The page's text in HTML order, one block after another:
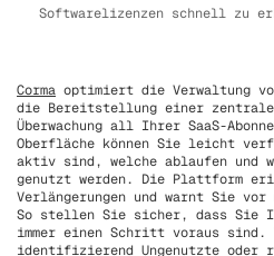
Softwarelizenzen schnell zu
Corma optimiert die Verwaltung
die Bereitstellung einer
Überwachung all Ihrer SaaS-
Oberfläche können Sie leicht
aktiv sind, welche ablaufen und
genutzt werden. Die Plattform
Verlängerungen und warnt Sie vor
So stellen Sie sicher, dass Sie
immer einen Schritt voraus sind.
identifizierend Ungenutzte oder